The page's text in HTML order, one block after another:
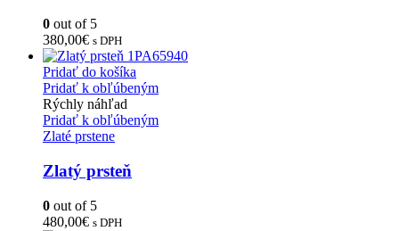
0 out of 5
380,00€ s DPH
Pridať do košíka
Pridať k obľúbeným
Rýchly náhľad
Pridať k obľúbeným
Zlaté prstene
Zlatý prsteň
0 out of 5
480,00€ s DPH